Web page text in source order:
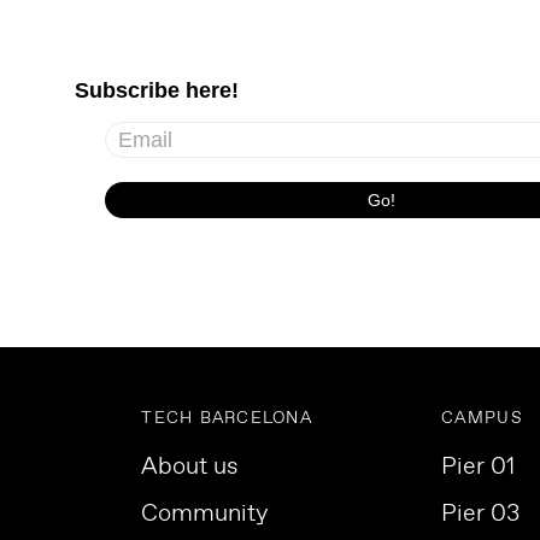
TECH BARCELONA
About us
Community
CAMPUS
Pier 01
Pier 03